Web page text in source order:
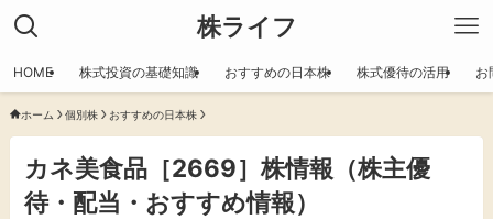
株ライフ
HOME 株式投資の基礎知識 おすすめの日本株 株式優待の活用 お
ホーム 個別株 おすすめの日本株
カネ美食品［2669］株情報（株主優
待・配当・おすすめ情報）